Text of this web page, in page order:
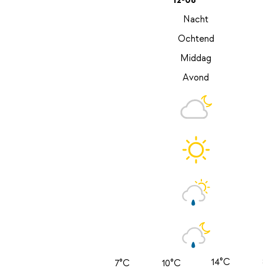
Nacht
Ochtend
Middag
Avond
7°C 10°C 14°C